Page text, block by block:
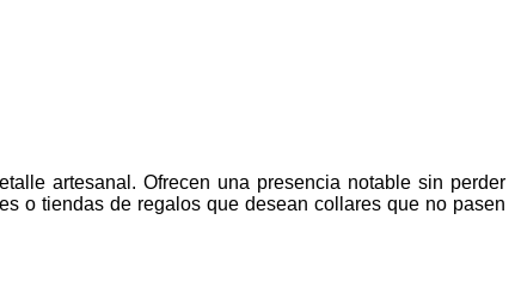
artesanal. Ofrecen una presencia notable sin perder
o tiendas de regalos que desean collares que no pasen